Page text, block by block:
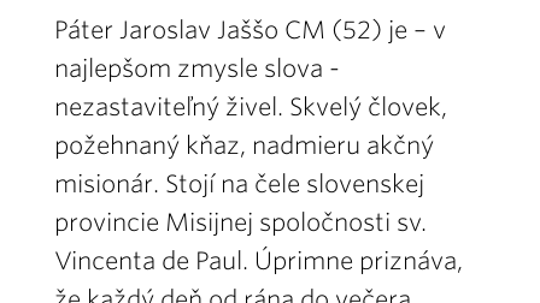
Páter Jaroslav Jaššo CM (52) je – v
najlepšom zmysle slova -
nezastaviteľný živel. Skvelý človek,
požehnaný kňaz, nadmieru akčný
misionár. Stojí na čele slovenskej
provincie Misijnej spoločnosti sv.
Vincenta de Paul. Úprimne priznáva,